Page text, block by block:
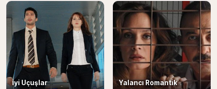
İyi Uçuşlar Yalancı Romantik